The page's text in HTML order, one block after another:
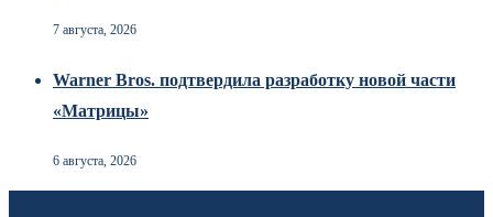
7 августа, 2026
Warner Bros. подтвердила разработку новой части
«Матрицы»
6 августа, 2026